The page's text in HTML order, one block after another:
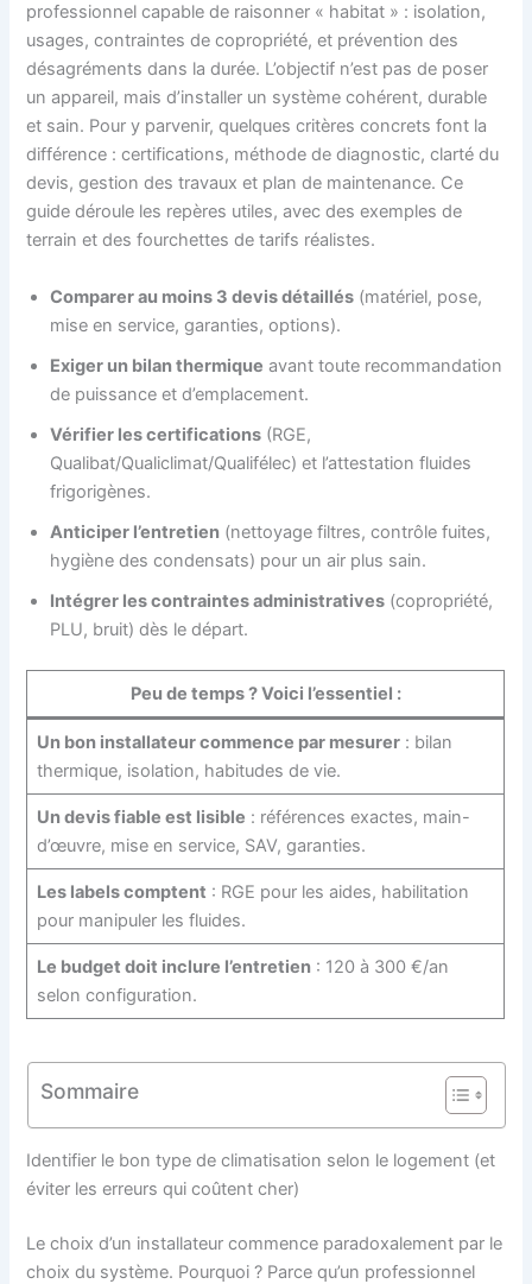
professionnel capable de raisonner « habitat » : isolation,
usages, contraintes de copropriété, et prévention des
désagréments dans la durée. L’objectif n’est pas de poser
un appareil, mais d’installer un système cohérent, durable
et sain. Pour y parvenir, quelques critères concrets font la
différence : certifications, méthode de diagnostic, clarté du
devis, gestion des travaux et plan de maintenance. Ce
guide déroule les repères utiles, avec des exemples de
terrain et des fourchettes de tarifs réalistes.
Comparer au moins 3 devis détaillés (matériel, pose,
mise en service, garanties, options).
Exiger un bilan thermique avant toute recommandation
de puissance et d’emplacement.
Vérifier les certifications (RGE,
Qualibat/Qualiclimat/Qualifélec) et l’attestation fluides
frigorigènes.
Anticiper l’entretien (nettoyage filtres, contrôle fuites,
hygiène des condensats) pour un air plus sain.
Intégrer les contraintes administratives (copropriété,
PLU, bruit) dès le départ.
Peu de temps ? Voici l’essentiel :
Un bon installateur commence par mesurer: bilan
thermique, isolation, habitudes de vie.
Un devis fiable est lisible : références exactes, main-
d’œuvre, mise en service, SAV, garanties.
Les labels comptent : RGE pour les aides, habilitation
pour manipuler les fluides.
Le budget doit inclure l’entretien: 120 à 300 €/an
selon configuration.
Sommaire
Identifier le bon type de climatisation selon le logement (et
éviter les erreurs qui coûtent cher)
Le choix d’un installateur commence paradoxalement par le
choix du système. Pourquoi ? Parce qu’un professionnel